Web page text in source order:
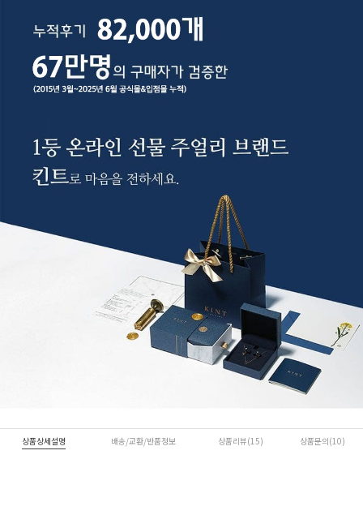
상품상세설명 배송/교환/반품정보 상품리뷰(15) 상품문의(10)